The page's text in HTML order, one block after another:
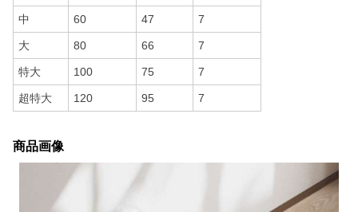
中 60 47 7
大 80 66 7
特大 100 75 7
超特大 120 95 7
商品画像